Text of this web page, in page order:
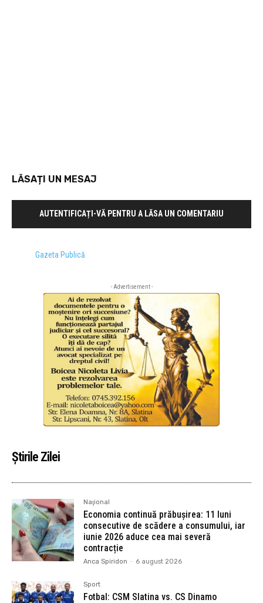
LĂSAȚI UN MESAJ
AUTENTIFICAȚI-VĂ PENTRU A LĂSA UN COMENTARIU
Gazeta Publică
- Advertisement -
Știrile Zilei
Naţional
Economia continuă prăbușirea: 11 luni
consecutive de scădere a consumului, iar
iunie 2026 aduce cea mai severă
contracție
Anca Spiridon - 6 august 2026
Sport
Fotbal: CSM Slatina vs. CS Dinamo